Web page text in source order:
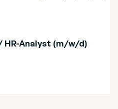
Analyst (m/w/d)